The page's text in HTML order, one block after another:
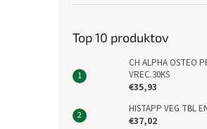
Top 10 produktov
CH ALPHA OSTEO
VREC.30KS
€35,93
HISTAPP VEG TBL
€37,02